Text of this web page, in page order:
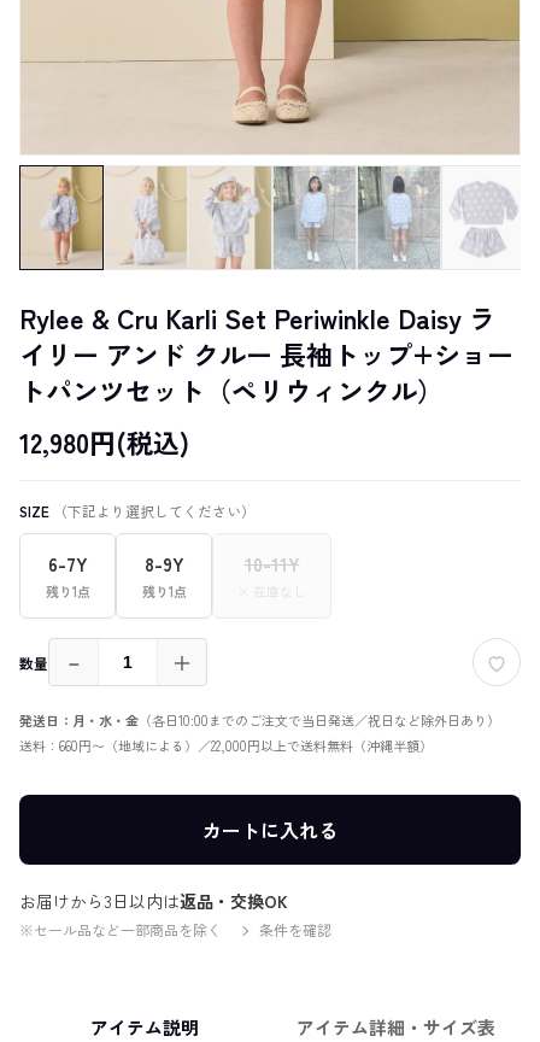
Rylee & Cru Karli Set Periwinkle Daisy ラ
イリー アンド クルー 長袖トップ+ショー
トパンツセット（ペリウィンクル）
12,980円(税込)
SIZE （下記より選択してください）
6-7Y
残り1点
8-9Y
残り1点
10-11Y
× 在庫なし
数量 － ＋
発送日：月・水・金 （各日10:00までのご注文で当日発送／祝日など除外日あり）
送料：660円〜（地域による）／22,000円以上で送料無料（沖縄半額）
カートに入れる
お届けから3日以内は返品・交換OK
※セール品など一部商品を除く 条件を確認
アイテム説明 アイテム詳細・サイズ表